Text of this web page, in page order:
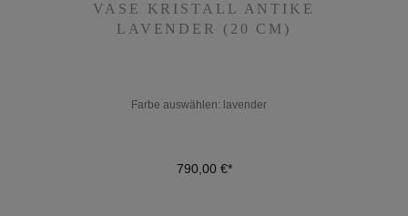
VASE KRISTALL ANTIKE
LAVENDER (20 CM)
Farbe auswählen: lavender
790,00 €*
LAVENDER (20 CM)
DETAILS